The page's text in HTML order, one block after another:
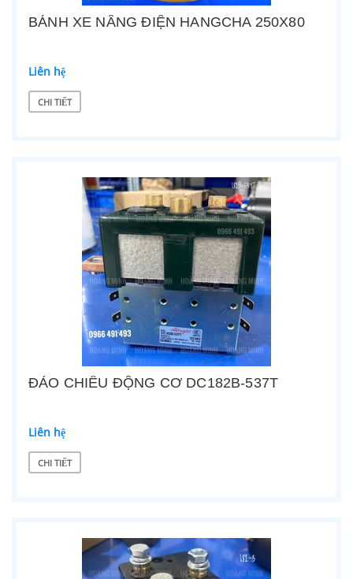
BÁNH XE NÂNG ĐIỆN HANGCHA 250X80
Liên hệ
CHI TIẾT
ĐẢO CHIỀU ĐỘNG CƠ DC182B-537T
Liên hệ
CHI TIẾT